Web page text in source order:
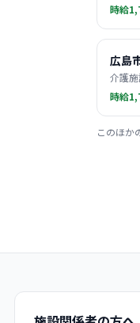
時給
広島
介護
時給
このほか